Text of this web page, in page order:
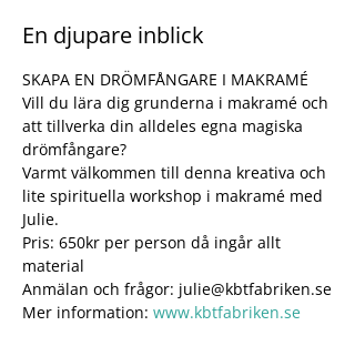
En djupare inblick
SKAPA EN DRÖMFÅNGARE I MAKRAMÉ
Vill du lära dig grunderna i makramé och
att tillverka din alldeles egna magiska
drömfångare?
Varmt välkommen till denna kreativa och
lite spirituella workshop i makramé med
Julie.
Pris: 650kr per person då ingår allt
material
Anmälan och frågor: julie@kbtfabriken.se
Mer information: www.kbtfabriken.se